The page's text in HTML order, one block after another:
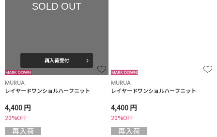
SOLD OUT
再入荷受付
MURUA
レイヤードワンショルハーフニット
4,400 円
20%OFF
MURUA
レイヤードワンショルハーフニット
4,400 円
20%OFF